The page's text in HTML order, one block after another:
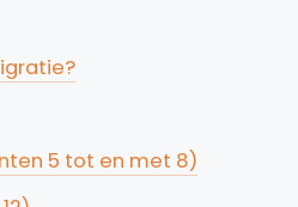
5 tot en met 8)